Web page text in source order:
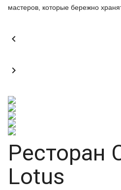
мастеров, которые бережно


Ресторан
Lotus